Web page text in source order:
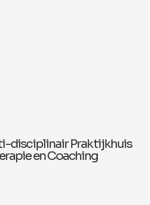
disciplinair Praktijkhuis
en Coaching